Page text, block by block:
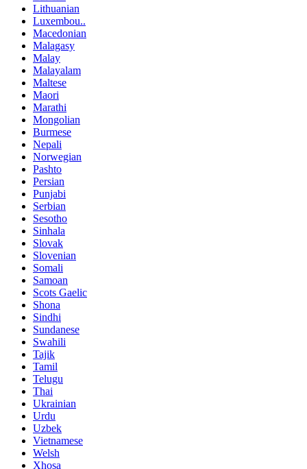
Lithuanian
Luxembou..
Macedonian
Malagasy
Malay
Malayalam
Maltese
Maori
Marathi
Mongolian
Burmese
Nepali
Norwegian
Pashto
Persian
Punjabi
Serbian
Sesotho
Sinhala
Slovak
Slovenian
Somali
Samoan
Scots Gaelic
Shona
Sindhi
Sundanese
Swahili
Tajik
Tamil
Telugu
Thai
Ukrainian
Urdu
Uzbek
Vietnamese
Welsh
Xhosa